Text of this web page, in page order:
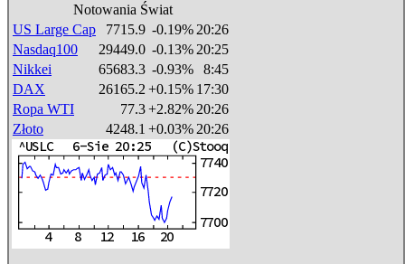
Notowania Świat
US Large Cap
7715.9 -0.19% 20:26
Nasdaq100
29449.0 -0.13% 20:25
Nikkei
65683.3 -0.93%
8:45
DAX
26165.2 +0.15% 17:30
Ropa WTI
77.3+2.82% 20:26
Złoto
4248.1 +0.03% 20:26